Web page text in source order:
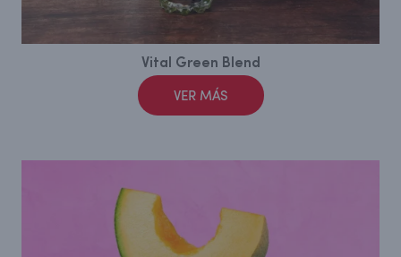
Vital Green Blend
VER MÁS